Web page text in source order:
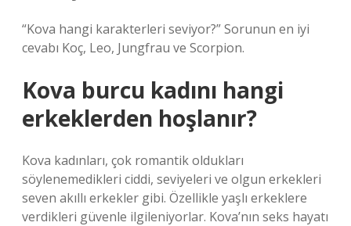
“Kova hangi karakterleri seviyor?” Sorunun en iyi
cevabı Koç, Leo, Jungfrau ve Scorpion.
Kova burcu kadını hangi
erkeklerden hoşlanır?
Kova kadınları, çok romantik oldukları
söylenemedikleri ciddi, seviyeleri ve olgun erkekleri
seven akıllı erkekler gibi. Özellikle yaşlı erkeklere
verdikleri güvenle ilgileniyorlar. Kova’nın seks hayatı